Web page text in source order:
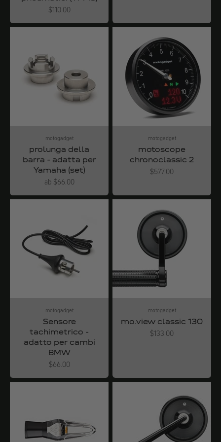
Angebot
$110.00
motogadget
prolunga della
barra - adatta per
Yamaha (set)
Angebot
ab $66.00
motogadget
motoscope
chronoclassic 2
Angebot
$577.00
motogadget
Sensore
tachimetrico -
adatto per cambi
BMW
Angebot
$66.00
motogadget
mo.view classic 130
Angebot
$133.00